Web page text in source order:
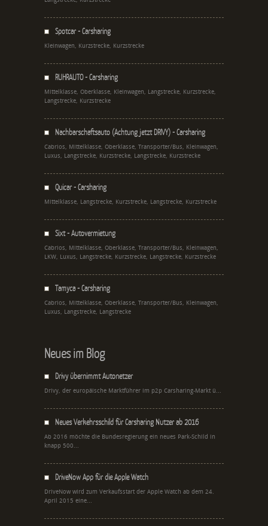
Spotcar - Carsharing
Kleinwagen, Kurzstrecke, Kurzstrecke
RUHRAUTO - Carsharing
Mittelklasse, Oberklasse, Kleinwagen, Langstrecke, Kurzstrecke,
Langstrecke, Kurzstrecke
Nachbarschaftsauto (Achtung jetzt DRIVY) - Carsharing
Cabrios, Mittelklasse, Oberklasse, Transporter/Bus, Kleinwagen,
Luxus, Langstrecke, Kurzstrecke, Langstrecke, Kurzstrecke
Quicar - Carsharing
Mittelklasse, Langstrecke, Kurzstrecke, Langstrecke, Kurzstrecke
Sixt - Autovermietung
Cabrios, Mittelklasse, Oberklasse, Transporter/Bus, Kleinwagen,
LKW, Luxus, Langstrecke, Kurzstrecke, Langstrecke, Kurzstrecke
Tamyca - Carsharing
Cabrios, Mittelklasse, Oberklasse, Transporter/Bus, Kleinwagen,
Luxus, Langstrecke, Langstrecke
Neues im Blog
Drivy übernimmt Autonetzer
Drivy, der europäische Marktführer im p2p Carsharing-Markt ü...
Neues Verkehrsschild für Carsharing Nutzer ab 2016
Ab 2016 möchte die Bundesregierung ein neues Park-Schild in
knapp 500...
DriveNow App für die Apple Watch
DriveNow wird zum Verkaufsstart der Apple Watch ab dem 24.
April 2015 eine...